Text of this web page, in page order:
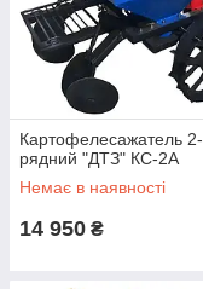
Картофелесажатель 2-
рядний "ДТЗ" КС-2А
Немає в наявності
14 950 ₴